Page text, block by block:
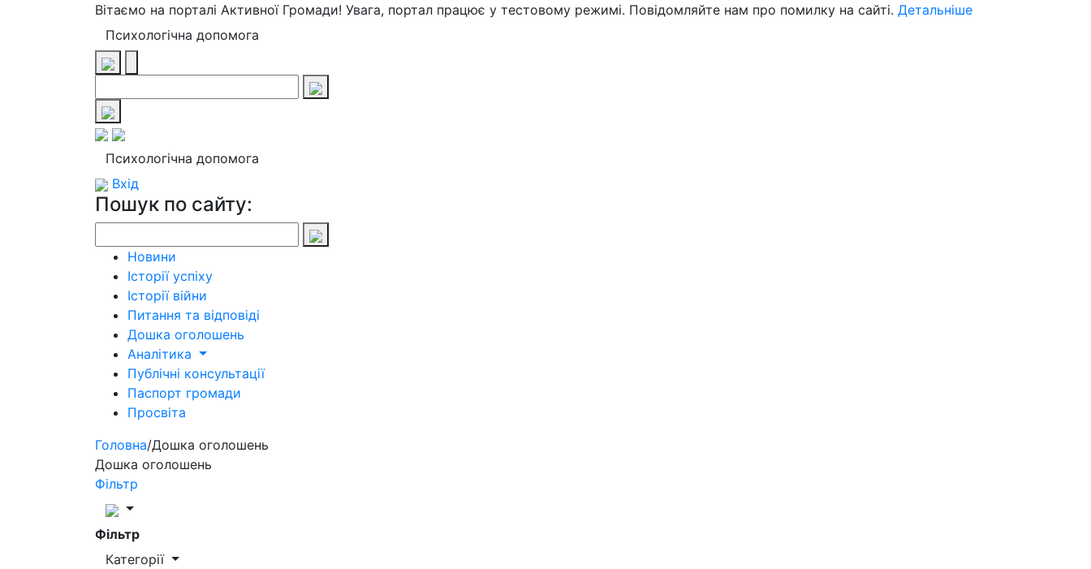
Вітаємо на порталі Активної Громади! Увага, портал працює у тестовому режимі. Повідомляйте нам про помилку на сайті. Детальніше
Психологічна допомога
Психологічна допомога
Вхід
Пошук по сайту:
Новини
Історії успіху
Історії війни
Питання та відповіді
Дошка оголошень
Аналітика
Публічні консультації
Паспорт громади
Просвіта
Головна/Дошка оголошень
Дошка оголошень
Фільтр
Фільтр
Категорії